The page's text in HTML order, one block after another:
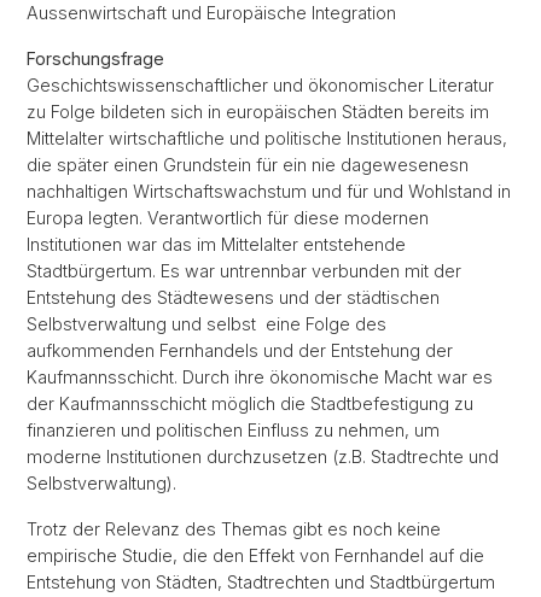
Aussenwirtschaft und Europäische Integration
Forschungsfrage
Geschichtswissenschaftlicher und ökonomischer Literatur
zu Folge bildeten sich in europäischen Städten bereits im
Mittelalter wirtschaftliche und politische Institutionen heraus,
die später einen Grundstein für ein nie dagewesenesn
nachhaltigen Wirtschaftswachstum und für und Wohlstand in
Europa legten. Verantwortlich für diese modernen
Institutionen war das im Mittelalter entstehende
Stadtbürgertum. Es war untrennbar verbunden mit der
Entstehung des Städtewesens und der städtischen
Selbstverwaltung und selbst eine Folge des
aufkommenden Fernhandels und der Entstehung der
Kaufmannsschicht. Durch ihre ökonomische Macht war es
der Kaufmannsschicht möglich die Stadtbefestigung zu
finanzieren und politischen Einfluss zu nehmen, um
moderne Institutionen durchzusetzen (z.B. Stadtrechte und
Selbstverwaltung).
Trotz der Relevanz des Themas gibt es noch keine
empirische Studie, die den Effekt von Fernhandel auf die
Entstehung von Städten, Stadtrechten und Stadtbürgertum